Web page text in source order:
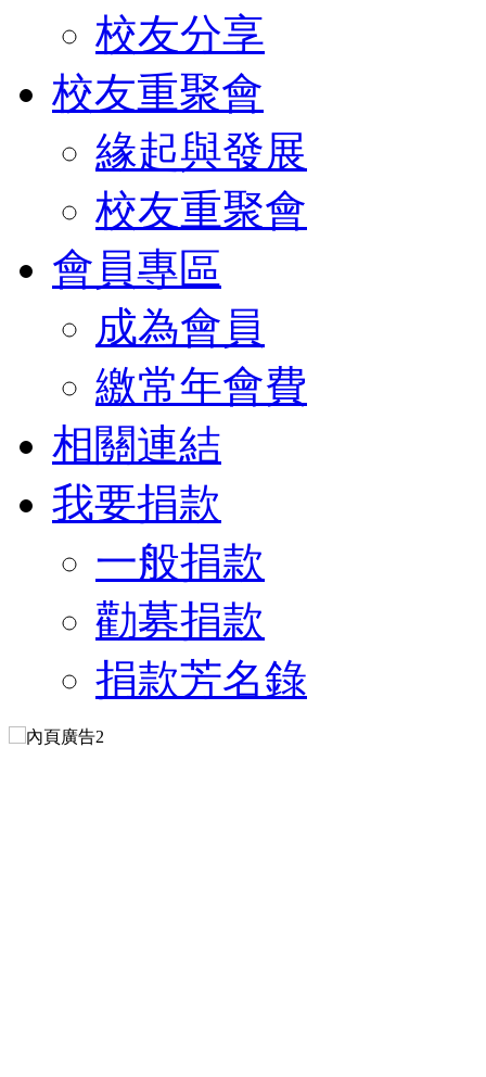
校友分享
校友重聚會
緣起與發展
校友重聚會
會員專區
成為會員
繳常年會費
相關連結
我要捐款
一般捐款
勸募捐款
捐款芳名錄